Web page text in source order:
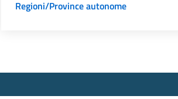
Regioni/Province autonome